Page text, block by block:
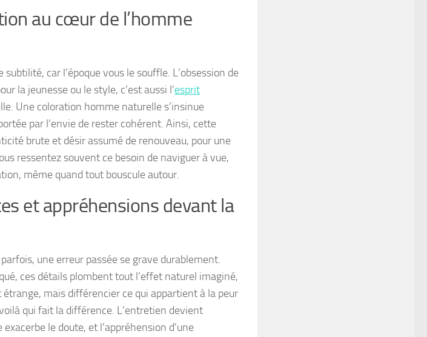
au cœur de l’homme
car l’époque vous le souffle. L’obsession de
la jeunesse ou le style, c’est aussi l’esprit
Une coloration homme naturelle s’insinue
par l’envie de rester cohérent. Ainsi, cette
brute et désir assumé de renouveau, pour une
ressentez souvent ce besoin de naviguer à vue,
même quand tout bouscule autour.
et appréhensions devant la
une erreur passée se grave durablement.
ces détails plombent tout l’effet naturel imaginé,
étrange, mais différencier ce qui appartient à la peur
qui fait la différence. L’entretien devient
le doute, et l’appréhension d’une